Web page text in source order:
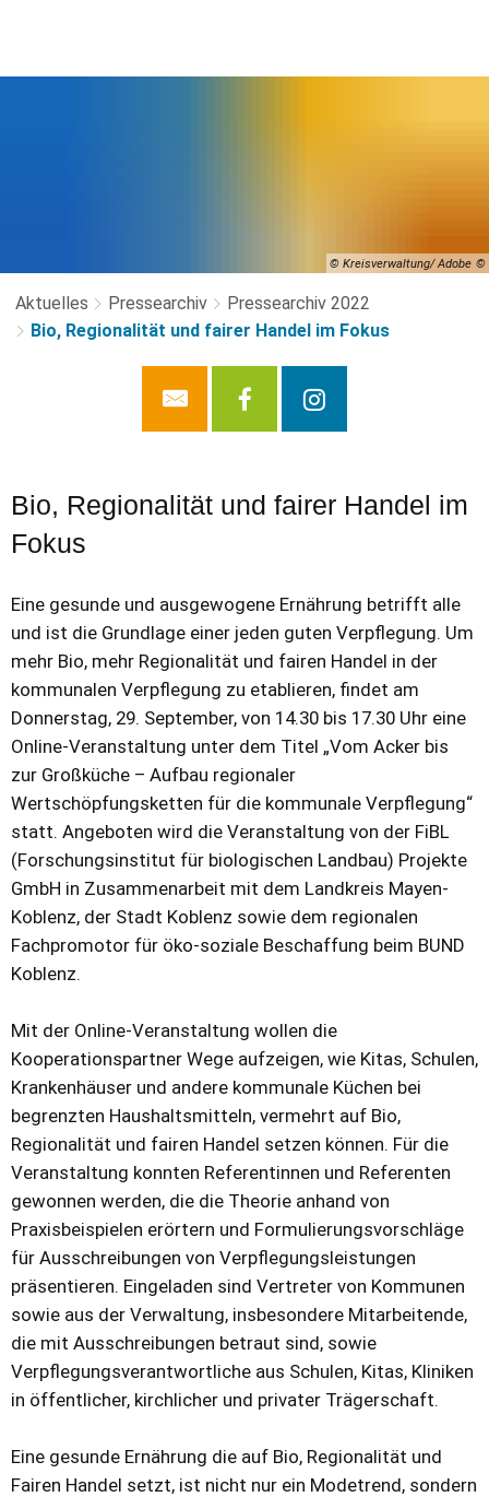
© Kreisverwaltung/ Adobe
Aktuelles Pressearchiv
Pressearchiv 2022
Bio, Regionalität und fairer Handel im Fokus
Bio, Regionalität und fairer Handel im
Fokus
Eine gesunde und ausgewogene Ernährung betrifft alle
und ist die Grundlage einer jeden guten Verpflegung. Um
mehr Bio, mehr Regionalität und fairen Handel in der
kommunalen Verpflegung zu etablieren, findet am
Donnerstag, 29. September, von 14.30 bis 17.30 Uhr eine
Online-Veranstaltung unter dem Titel „Vom Acker bis
zur Großküche – Aufbau regionaler
Wertschöpfungsketten für die kommunale Verpflegung“
statt. Angeboten wird die Veranstaltung von der FiBL
(Forschungsinstitut für biologischen Landbau) Projekte
GmbH in Zusammenarbeit mit dem Landkreis Mayen-
Koblenz, der Stadt Koblenz sowie dem regionalen
Fachpromotor für öko-soziale Beschaffung beim BUND
Koblenz.
Mit der Online-Veranstaltung wollen die
Kooperationspartner Wege aufzeigen, wie Kitas, Schulen,
Krankenhäuser und andere kommunale Küchen bei
begrenzten Haushaltsmitteln, vermehrt auf Bio,
Regionalität und fairen Handel setzen können. Für die
Veranstaltung konnten Referentinnen und Referenten
gewonnen werden, die die Theorie anhand von
Praxisbeispielen erörtern und Formulierungsvorschläge
für Ausschreibungen von Verpflegungsleistungen
präsentieren. Eingeladen sind Vertreter von Kommunen
sowie aus der Verwaltung, insbesondere Mitarbeitende,
die mit Ausschreibungen betraut sind, sowie
Verpflegungsverantwortliche aus Schulen, Kitas, Kliniken
in öffentlicher, kirchlicher und privater Trägerschaft.
Eine gesunde Ernährung die auf Bio, Regionalität und
Fairen Handel setzt, ist nicht nur ein Modetrend, sondern